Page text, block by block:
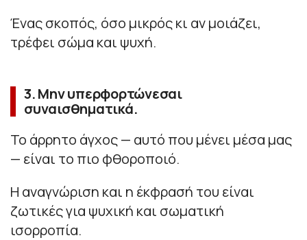
Ένας σκοπός, όσο μικρός κι αν μοιάζει,
τρέφει σώμα και ψυχή.
3. Μην υπερφορτώνεσαι
συναισθηματικά.
Το άρρητο άγχος — αυτό που μένει μέσα μας
— είναι το πιο φθοροποιό.
Η αναγνώριση και η έκφρασή του είναι
ζωτικές για ψυχική και σωματική
ισορροπία.